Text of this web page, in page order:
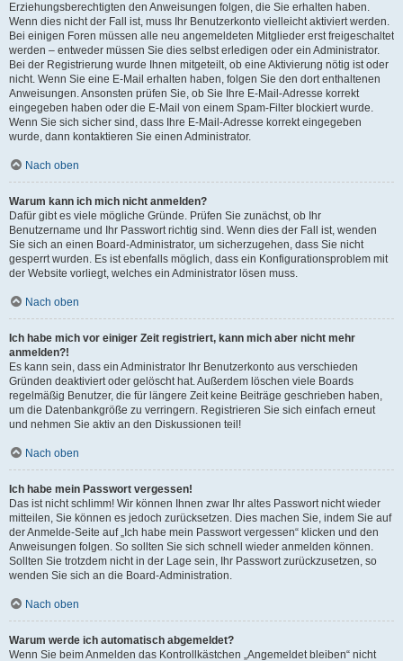
Erziehungsberechtigten den Anweisungen folgen, die Sie erhalten haben.
Wenn dies nicht der Fall ist, muss Ihr Benutzerkonto vielleicht aktiviert werden.
Bei einigen Foren müssen alle neu angemeldeten Mitglieder erst freigeschaltet
werden – entweder müssen Sie dies selbst erledigen oder ein Administrator.
Bei der Registrierung wurde Ihnen mitgeteilt, ob eine Aktivierung nötig ist oder
nicht. Wenn Sie eine E-Mail erhalten haben, folgen Sie den dort enthaltenen
Anweisungen. Ansonsten prüfen Sie, ob Sie Ihre E-Mail-Adresse korrekt
eingegeben haben oder die E-Mail von einem Spam-Filter blockiert wurde.
Wenn Sie sich sicher sind, dass Ihre E-Mail-Adresse korrekt eingegeben
wurde, dann kontaktieren Sie einen Administrator.
Nach oben
Warum kann ich mich nicht anmelden?
Dafür gibt es viele mögliche Gründe. Prüfen Sie zunächst, ob Ihr
Benutzername und Ihr Passwort richtig sind. Wenn dies der Fall ist, wenden
Sie sich an einen Board-Administrator, um sicherzugehen, dass Sie nicht
gesperrt wurden. Es ist ebenfalls möglich, dass ein Konfigurationsproblem mit
der Website vorliegt, welches ein Administrator lösen muss.
Nach oben
Ich habe mich vor einiger Zeit registriert, kann mich aber nicht mehr
anmelden?!
Es kann sein, dass ein Administrator Ihr Benutzerkonto aus verschieden
Gründen deaktiviert oder gelöscht hat. Außerdem löschen viele Boards
regelmäßig Benutzer, die für längere Zeit keine Beiträge geschrieben haben,
um die Datenbankgröße zu verringern. Registrieren Sie sich einfach erneut
und nehmen Sie aktiv an den Diskussionen teil!
Nach oben
Ich habe mein Passwort vergessen!
Das ist nicht schlimm! Wir können Ihnen zwar Ihr altes Passwort nicht wieder
mitteilen, Sie können es jedoch zurücksetzen. Dies machen Sie, indem Sie auf
der Anmelde-Seite auf „Ich habe mein Passwort vergessen“ klicken und den
Anweisungen folgen. So sollten Sie sich schnell wieder anmelden können.
Sollten Sie trotzdem nicht in der Lage sein, Ihr Passwort zurückzusetzen, so
wenden Sie sich an die Board-Administration.
Nach oben
Warum werde ich automatisch abgemeldet?
Wenn Sie beim Anmelden das Kontrollkästchen „Angemeldet bleiben“ nicht